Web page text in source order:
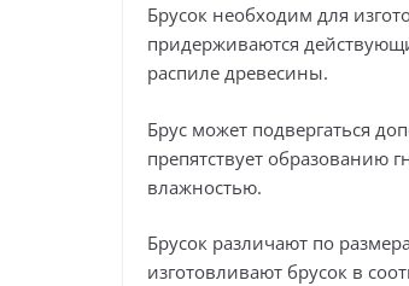
Брусок необходим для
придерживаются
распиле древесины.
Брус может подвергаться
препятствует образованию
влажностью.
Брусок различают по
изготовливают брусок в